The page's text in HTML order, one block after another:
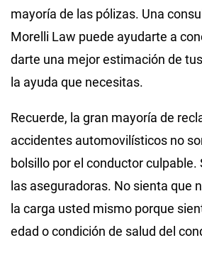
mayoría de las pólizas. Una
Morelli Law puede ayudarte a
darte una mejor estimación de
la ayuda que necesitas.
Recuerde, la gran mayoría de
accidentes automovilísticos no
bolsillo por el conductor culpable.
las aseguradoras. No sienta que
la carga usted mismo porque
edad o condición de salud del